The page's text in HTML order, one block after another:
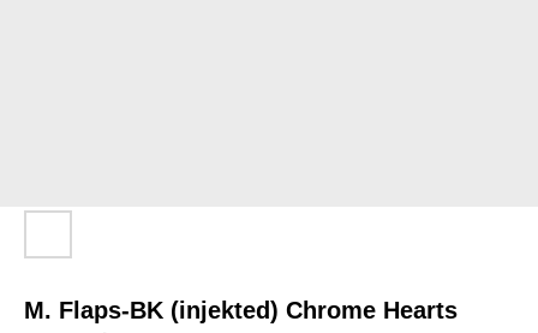
M. Flaps-BK (injekted) Chrome Hearts